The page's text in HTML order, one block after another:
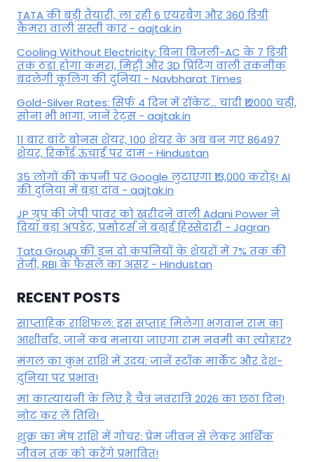
TATA की बड़ी तैयारी, ला रही 6 एयरबैग और 360 डिग्री
कैमरा वाली सस्ती कार - aajtak.in
Cooling Without Electricity: बिना बिजली-AC के 7 डिग्री
तक ठंडा होगा कमरा, मिट्टी और 3D प्रिंटिंग वाली तकनीक
बदलेगी कूलिंग की दुनिया - Navbharat Times
Gold-Silver Rates: सिर्फ 4 दिन में रॉकेट... चांदी ₹12000 चढ़ी,
सोना भी भागा, जानें रेट्स - aajtak.in
11 बार बांटे बोनस शेयर, 100 शेयर के अब बन गए 86497
शेयर, रिकॉर्ड ऊंचाई पर दाम - Hindustan
35 लोगों की कंपनी पर Google लुटाएगा ₹13,000 करोड़! AI
की दुनिया में बड़ा दांव - aajtak.in
JP ग्रुप की जेपी पावर को खरीदने वाली Adani Power ने
दिया बड़ा अपडेट, प्रमोटर्स ने बढ़ाई हिस्सेदारी - Jagran
Tata Group की इन दो कंपनियों के शेयरों में 7% तक की
तेजी, RBI के फैसले का असर - Hindustan
RECENT POSTS
साप्ताहिक राशिफल: इस सप्ताह मिलेगा भगवान राम का
आशीर्वाद, जानें कब मनाया जाएगा राम नवमी का त्योहार?
मंगल का कुंभ राशि में उदय: जानें स्‍टॉक मार्केट और देश-
दुनिया पर प्रभाव!
मां कात्‍यायनी के लिए है चैत्र नवरात्रि 2026 का छठा दिन!
नोट कर लें तिथि!
शुक्र का मेष राशि में गोचर: प्रेम जीवन से लेकर आर्थिक
जीवन तक को करेंगे प्रभावित!